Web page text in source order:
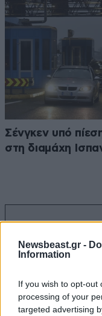
Newsbeast.gr -
Information
If you wish to opt-out
processing of your
targeted advertising
Σένγκεν υπό
στη διαμάχη
Ακολουθήστε το
και